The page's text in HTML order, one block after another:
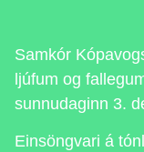
Samkór
ljúfum og
sunnudaginn 3.
Einsöngvari á